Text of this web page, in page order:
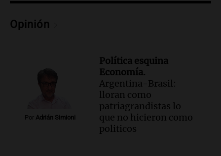
Audio.El ministro de Economía de Santa
Fe relativiza el impacto del fallo sobre
jubilaciones en la provincia
Opinión
Por Adrián Simioni
Política esquina
Economía.
Argentina-Brasil:
lloran como
patriagrandistas lo
que no hicieron como
politicos